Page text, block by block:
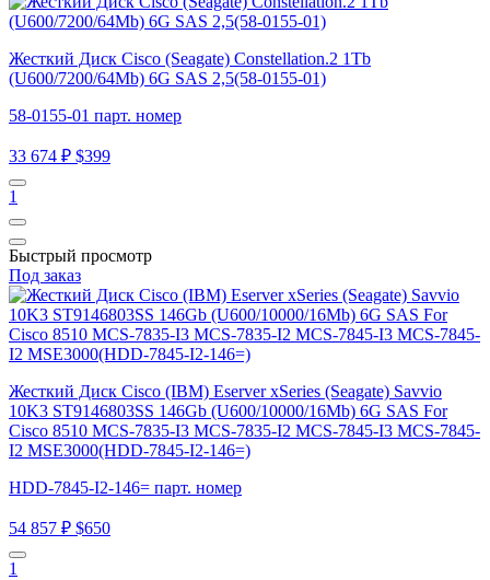
Жесткий Диск Cisco (Seagate) Constellation.2 1Tb
(U600/7200/64Mb) 6G SAS 2,5(58-0155-01)
58-0155-01 парт. номер
33 674 ₽ $399
1
Быстрый просмотр
Под заказ
Жесткий Диск Cisco (IBM) Eserver xSeries (Seagate) Savvio
10K3 ST9146803SS 146Gb (U600/10000/16Mb) 6G SAS For
Cisco 8510 MCS-7835-I3 MCS-7835-I2 MCS-7845-I3 MCS-7845-
I2 MSE3000(HDD-7845-I2-146=)
HDD-7845-I2-146= парт. номер
54 857 ₽ $650
1